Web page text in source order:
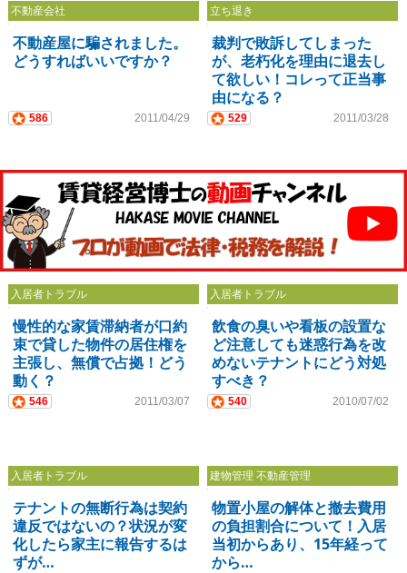
不動産会社
不動産屋に騙されました。
どうすればいいですか？
586 2011/04/29
立ち退き
裁判で敗訴してしまった
が、老朽化を理由に退去し
て欲しい！コレって正当事
由になる？
529 2011/03/28
入居者トラブル
慢性的な家賃滞納者が口約
束で貸した物件の居住権を
主張し、無償で占拠！どう
動く？
546 2011/03/07
入居者トラブル
飲食の臭いや看板の設置な
ど注意しても迷惑行為を改
めないテナントにどう対処
すべき？
540 2010/07/02
入居者トラブル
テナントの無断行為は契約
違反ではないの？状況が変
化したら家主に報告するは
ずが…
建物管理 不動産管理
物置小屋の解体と撤去費用
の負担割合について！入居
当初からあり、15年経って
から…